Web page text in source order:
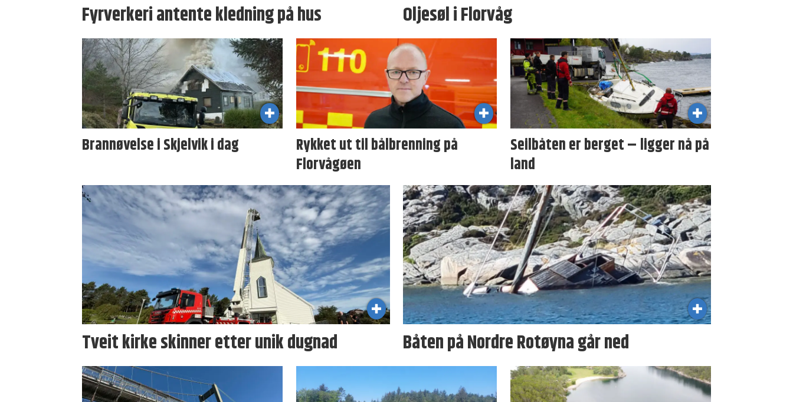
Fyrverkeri antente kledning på hus Oljesøl i Florvåg
Brannøvelse i Skjelvik i dag
Rykket ut til bålbrenning på
Florvågøen
Seilbåten er berget – ligger nå på
land
Tveit kirke skinner etter unik dugnad Båten på Nordre Rotøyna går ned